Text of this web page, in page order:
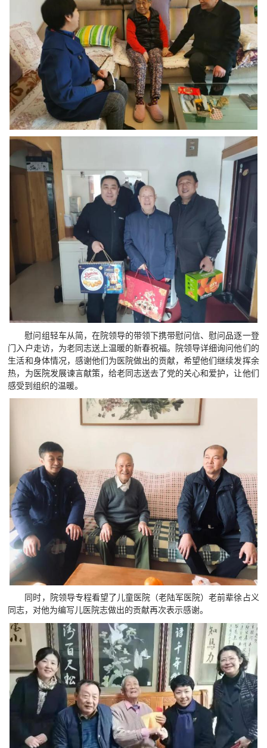
慰问组轻车从简，在院领导的带领下携带慰问信、慰问品逐一登
门入户走访，为老同志送上温暖的新春祝福。院领导详细询问他们的
生活和身体情况，感谢他们为医院做出的贡献，希望他们继续发挥余
热，为医院发展谏言献策，给老同志送去了党的关心和爱护，让他们
感受到组织的温暖。
同时，院领导专程看望了儿童医院（老陆军医院）老前辈徐占义
同志，对他为编写儿医院志做出的贡献再次表示感谢。